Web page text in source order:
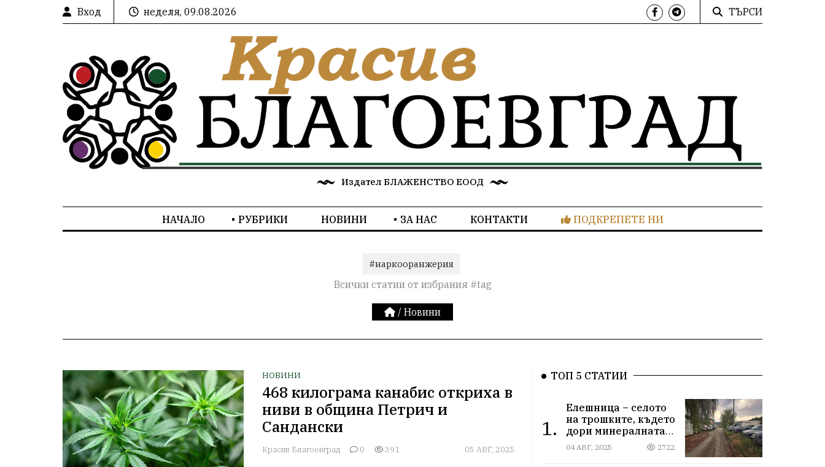
Вход неделя, 09.08.2026 ТЪРСИ
Издател БЛАЖЕНСТВО ЕООД
НАЧАЛО РУБРИКИ НОВИНИ ЗА НАС КОНТАКТИ ПОДКРЕПЕТЕ НИ
#наркооранжерия
Всички статии от избрания #tag
/ Новини
НОВИНИ
468 килограма канабис откриха в
ниви в община Петрич и
Сандански
Красив Благоевград 0 391 05 АВГ, 2025
ТОП 5 СТАТИИ
1.
Елешница – селото
на трошките, където
дори минералната
вода не може да
измие срама
04 АВГ, 2025 2722